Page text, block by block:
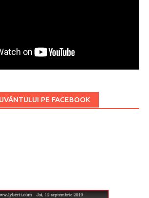
PE FACEBOOK